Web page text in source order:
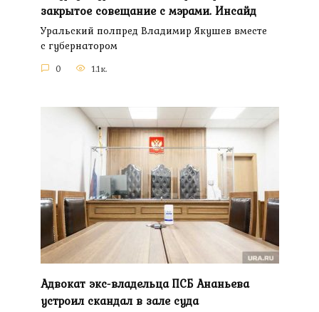
закрытое совещание с мэрами. Инсайд
Уральский полпред Владимир Якушев вместе
с губернатором
0 1.1к.
Адвокат экс-владельца ПСБ Ананьева
устроил скандал в зале суда